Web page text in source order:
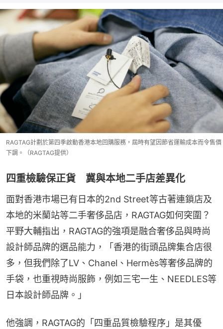
RAGTAG計劃於第四季啟動香港本地回購服務，屆時有望因節省運輸成本而令售價
下調。（RAGTAG提供）
四重檢驗保正貨 冀與本地二手店差異化
面對香港市場已有日本的2nd Street等古著連鎖店及
本地的米蘭站等二手奢侈品店，RAGTAG如何突圍？
平野大輔指出，RAGTAG的強項是融合奢侈品與時尚
設計師品牌的選品能力，「香港的街頭品牌集合店很
多，但我們除了LV、Chanel、Hermès等奢侈品牌的
手袋，也重視時尚服飾，例如三宅一生、NEEDLES等
日本設計師品牌。」
他強調，RAGTAG的「四重品質檢驗程序」是其優